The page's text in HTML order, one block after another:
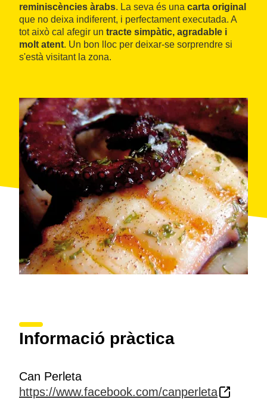
reminiscències àrabs. La seva és una carta original
que no deixa indiferent, i perfectament executada. A
tot això cal afegir un tracte simpàtic, agradable i
molt atent. Un bon lloc per deixar-se sorprendre si
s'està visitant la zona.
Informació pràctica
Can Perleta
https://www.facebook.com/canperleta